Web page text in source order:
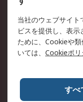
RSについて
会社概要
プレスリリース＆
全世界のRS
ESGへの取り組み
当社のウェブサイ
ビスを提供し、表
ために、Cookieや
いては、 Cookieポリ
すべ